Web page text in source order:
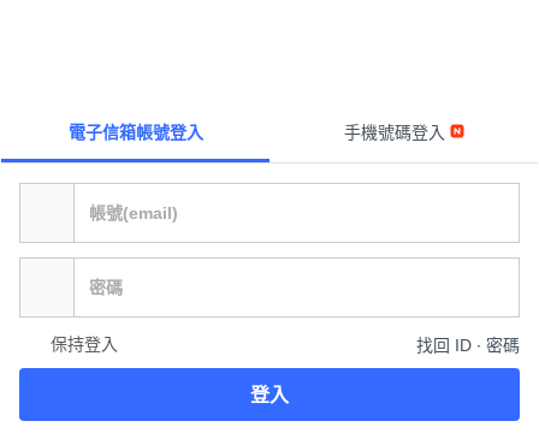
電子信箱帳號登入 手機號碼登入
保持登入 找回 ID ∙ 密碼
登入